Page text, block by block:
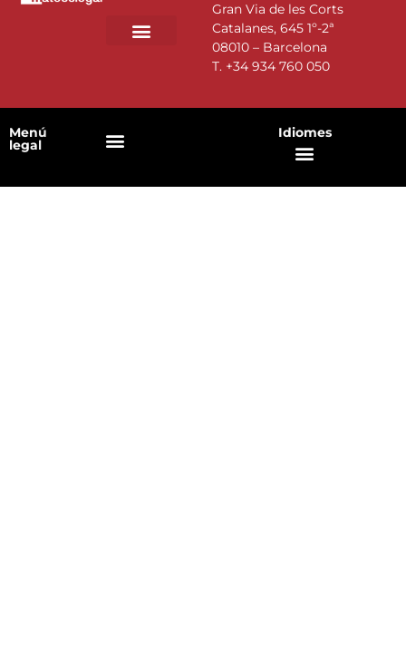
Gran Via de les Corts
Catalanes, 645 1º-2ª
08010 – Barcelona
T. +34 934 760 050
Menú
legal
Idiomes